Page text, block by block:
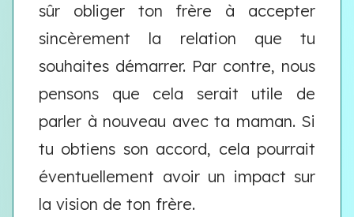
sûr obliger ton frère à accepter
sincèrement la relation que tu
souhaites démarrer. Par contre, nous
pensons que cela serait utile de
parler à nouveau avec ta maman. Si
tu obtiens son accord, cela pourrait
éventuellement avoir un impact sur
la vision de ton frère.